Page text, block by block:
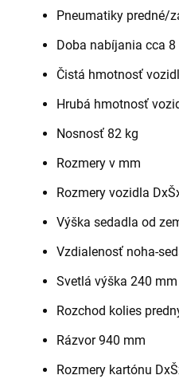
Pneumatiky predné/
Doba nabíjania cca 8
Čistá hmotnosť
Hrubá hmotnosť
Nosnosť 82 kg
Rozmery v mm
Rozmery vozidla
Výška sedadla od
Vzdialenosť noha-
Svetlá výška 240 mm
Rozchod kolies
Rázvor 940 mm
Rozmery kartónu